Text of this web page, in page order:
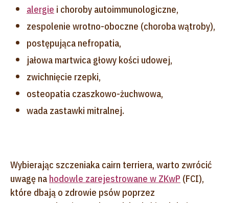
alergie i choroby autoimmunologiczne,
zespolenie wrotno-oboczne (choroba wątroby),
postępująca nefropatia,
jałowa martwica głowy kości udowej,
zwichnięcie rzepki,
osteopatia czaszkowo-żuchwowa,
wada zastawki mitralnej.
Wybierając szczeniaka cairn terriera, warto zwrócić
uwagę na hodowle zarejestrowane w ZKwP (FCI),
które dbają o zdrowie psów poprzez